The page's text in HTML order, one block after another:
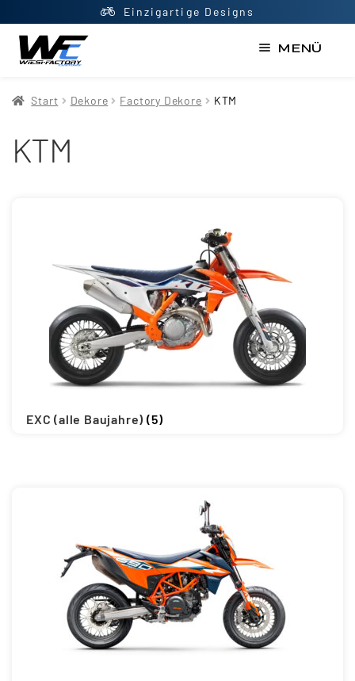
Einzigartige Designs
MENÜ
Datenschutzerklärung
Mein Konto
Updraft Central
Vertrag widerrufen
Warenkorb
Start Dekore Factory Dekore KTM
KTM
EXC (alle Baujahre)(5)